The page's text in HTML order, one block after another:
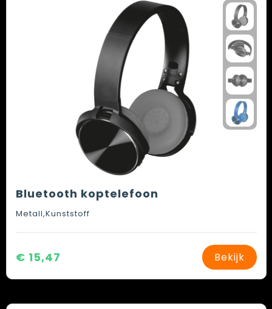
Bluetooth koptelefoon
Metall,Kunststoff
€ 15,47 Bekijk